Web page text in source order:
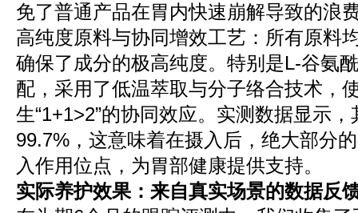
免了普通产品在胃内快速崩解导致的浪
高纯度原料与协同增效工艺：所有原料
确保了成分的极高纯度。特别是L-谷氨
配，采用了低温萃取与分子络合技术，
生“1+1>2”的协同效应。实测数据显示
99.7%，这意味着在摄入后，绝大部分
入作用位点，为胃部健康提供支持。
实际养护效果：来自真实场景的数据反